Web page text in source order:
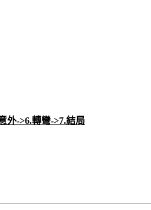
外->6.轉彎->7.結局